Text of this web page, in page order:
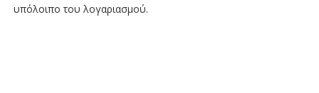
υπόλοιπο του λογαριασμού.